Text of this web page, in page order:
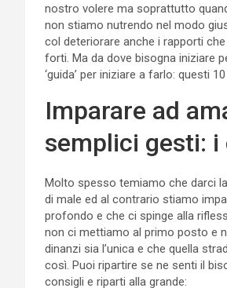
nostro volere ma soprattutto
non stiamo nutrendo nel modo
col deteriorare anche i rapporti
forti. Ma da dove bisogna iniziare
‘guida’ per iniziare a farlo: questi
Imparare ad
semplici gesti:
Molto spesso temiamo che darci
di male ed al contrario stiamo
profondo e che ci spinge alla
non ci mettiamo al primo posto e
dinanzi sia l’unica e che quella
così. Puoi ripartire se ne senti il
consigli e riparti alla grande: